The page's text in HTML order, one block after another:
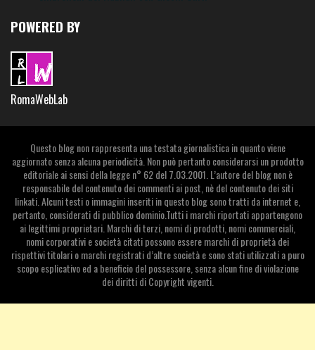
POWERED BY
RomaWebLab
Questo blog non rappresenta una testata giornalistica in quanto viene
aggiornato senza alcuna periodicità. Non può pertanto considerarsi un prodotto
editoriale ai sensi della legge n° 62 del 7.03.2001. L’autore del blog non è
responsabile del contenuto dei commenti ai post, nè del contenuto dei siti
linkati. Alcuni testi o immagini inseriti in questo blog sono tratti da internet e,
pertanto, considerati di pubblico dominio.Tutti i marchi riportati appartengono
ai legittimi proprietari. Marchi di terzi, nomi di prodotti, nomi commerciali,
nomi corporativi e società citati possono essere marchi di proprietà dei
rispettivi titolari o marchi registrati d’altre società e sono stati utilizzati a puro
scopo esplicativo ed a beneficio del possessore, senza alcun fine di violazione
dei diritti di Copyright vigenti.